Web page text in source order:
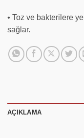
• Toz ve bakterilere
sağlar.
AÇIKLAMA